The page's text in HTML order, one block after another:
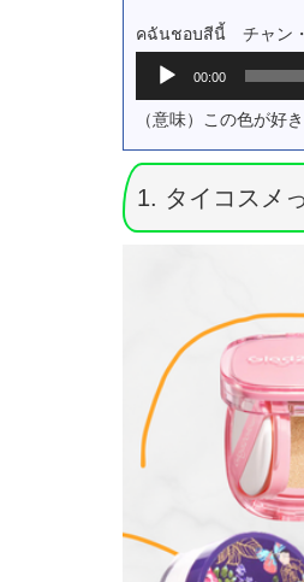
ヤ
ー
คฉันชอบสีนี้ チャン・
プ
レ
ー
ー
00:00
（意味）この色が好
1. タイコスメ